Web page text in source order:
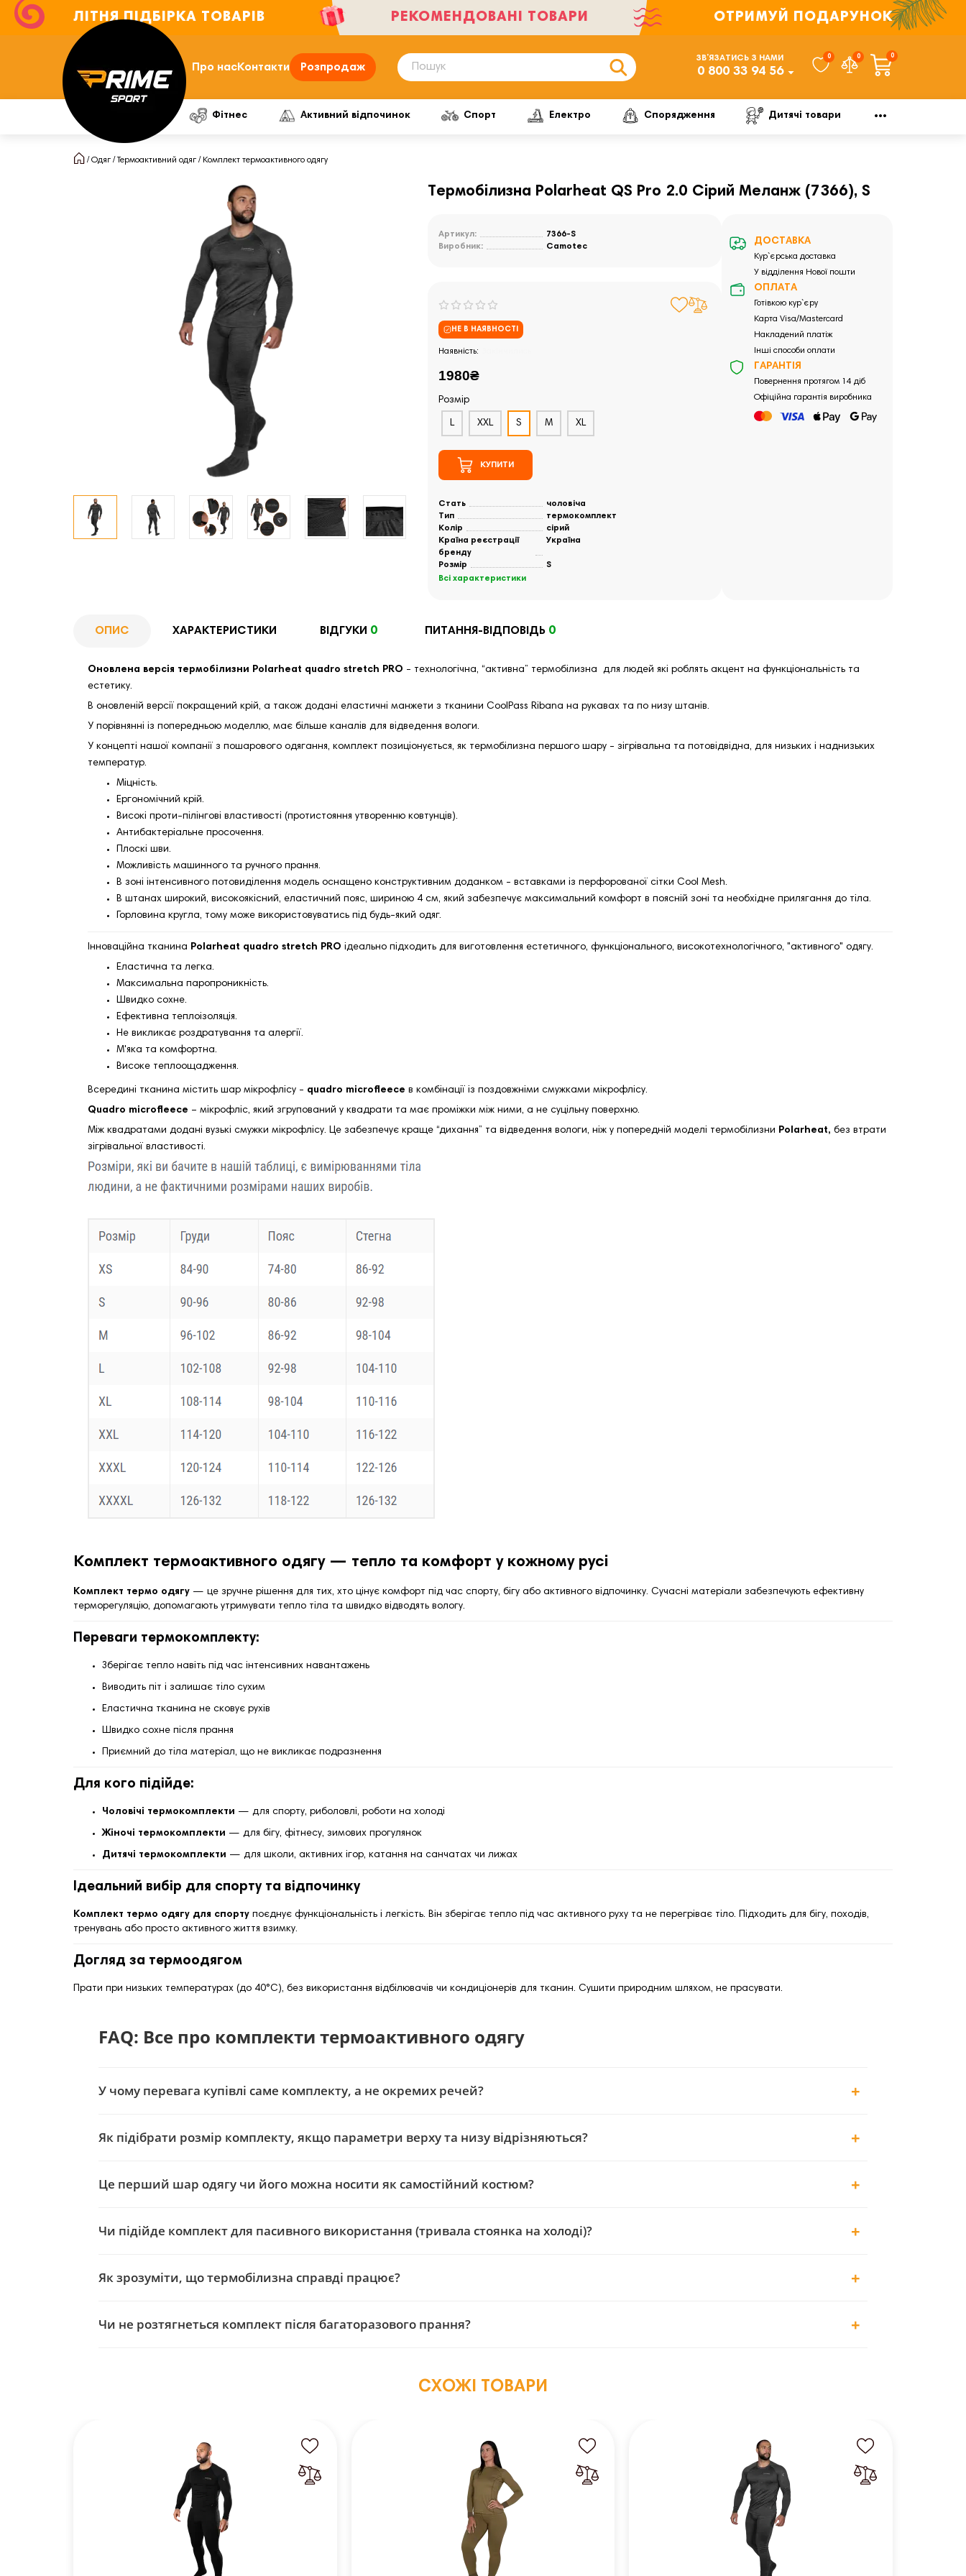
ЛІТНЯ ПІДБІРКА ТОВАРІВ РЕКОМЕНДОВАНІ ТОВАРИ ОТРИМУЙ ПОДАРУНОК
Про насКонтакти Розпродаж
ЗВ’ЯЗАТИСЬ З НАМИ
0 800 33 94 56
0 0 0
Фітнес Активний відпочинок Спорт Електро Спорядження Дитячі товари
Одяг Термоактивний одяг Комплект термоактивного одягу
Термобілизна Polarheat QS Pro 2.0 Сірий Меланж (7366), S
Артикул:
7366-S
Виробник:
Camotec
НЕ В НАЯВНОСТІ
1980₴
Розмір
L XXL S M XL
КУПИТИ
Стать
чоловіча
Тип
термокомплект
Колір
сірий
Країна реєстрації
бренду
Україна
Розмір
S
Всі характеристики
ДОСТАВКА
Кур`єрська доставка
У відділення Нової пошти
ОПЛАТА
Готівкою кур`єру
Карта Visa/Mastercard
Накладений платіж
Інші способи оплати
ГАРАНТІЯ
Повернення протягом 14 діб
Офіційна гарантія виробника
ОПИС ХАРАКТЕРИСТИКИ ВІДГУКИ 0 ПИТАННЯ-ВІДПОВІДЬ 0
Оновлена версія термобілизни Polarheat quadro stretch PRO - технологічна, “активна” термобілизна для людей які роблять акцент на функціональність та
естетику.
В оновленій версії покращений крій, а також додані еластичні манжети з тканини CoolPass Ribana на рукавах та по низу штанів.
У порівнянні із попередньою моделлю, має більше каналів для відведення вологи.
У концепті нашої компанії з пошарового одягання, комплект позиціонується, як термобілизна першого шару - зігрівальна та потовідвідна, для низьких і наднизьких
температур.
Міцність.
Ергономічний крій.
Високі проти-пілінгові властивості (протистояння утворенню ковтунців).
Антибактеріальне просочення.
Плоскі шви.
Можливість машинного та ручного прання.
В зоні інтенсивного потовиділення модель оснащено конструктивним доданком - вставками із перфорованої сітки Cool Mesh.
В штанах широкий, високоякісний, еластичний пояс, шириною 4 см, який забезпечує максимальний комфорт в поясній зоні та необхідне прилягання до тіла.
Горловина кругла, тому може використовуватись під будь-який одяг.
Інноваційна тканина Polarheat quadro stretch PRO ідеально підходить для виготовлення естетичного, функціонального, високотехнологічного, "активного" одягу.
Еластична та легка.
Максимальна паропроникність.
Швидко сохне.
Ефективна теплоізоляція.
Не викликає роздратування та алергії.
М'яка та комфортна.
Високе теплоощадження.
Всередині тканина містить шар мікрофлісу - quadro microfleece в комбінації із поздовжніми смужками мікрофлісу.
Quadro microfleece – мікрофліс, який згрупований у квадрати та має проміжки між ними, а не суцільну поверхню.
Між квадратами додані вузькі смужки мікрофлісу. Це забезпечує краще “дихання” та відведення вологи, ніж у попередній моделі термобілизни Polarheat, без втрати
зігрівальної властивості.
Комплект термоактивного одягу — тепло та комфорт у кожному русі
Комплект термо одягу — це зручне рішення для тих, хто цінує комфорт під час спорту, бігу або активного відпочинку. Сучасні матеріали забезпечують ефективну
терморегуляцію, допомагають утримувати тепло тіла та швидко відводять вологу.
Переваги термокомплекту:
Зберігає тепло навіть під час інтенсивних навантажень
Виводить піт і залишає тіло сухим
Еластична тканина не сковує рухів
Швидко сохне після прання
Приємний до тіла матеріал, що не викликає подразнення
Для кого підійде:
Чоловічі термокомплекти — для спорту, риболовлі, роботи на холоді
Жіночі термокомплекти — для бігу, фітнесу, зимових прогулянок
Дитячі термокомплекти — для школи, активних ігор, катання на санчатах чи лижах
Ідеальний вибір для спорту та відпочинку
Комплект термо одягу для спорту поєднує функціональність і легкість. Він зберігає тепло під час активного руху та не перегріває тіло. Підходить для бігу, походів,
тренувань або просто активного життя взимку.
Догляд за термоодягом
Прати при низьких температурах (до 40°C), без використання відбілювачів чи кондиціонерів для тканин. Сушити природним шляхом, не прасувати.
FAQ: Все про комплекти термоактивного одягу
У чому перевага купівлі саме комплекту, а не окремих речей?
Як підібрати розмір комплекту, якщо параметри верху та низу відрізняються?
Це перший шар одягу чи його можна носити як самостійний костюм?
Чи підійде комплект для пасивного використання (тривала стоянка на холоді)?
Як зрозуміти, що термобілизна справді працює?
Чи не розтягнеться комплект після багаторазового прання?
СХОЖІ ТОВАРИ